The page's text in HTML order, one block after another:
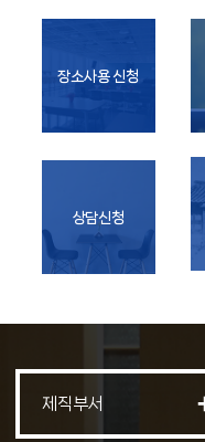
장소사용 신청
상담신청